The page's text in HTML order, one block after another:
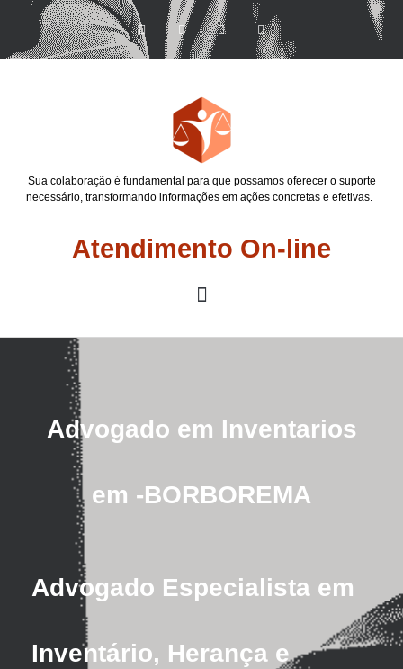
Sua colaboração é fundamental para que possamos oferecer o suporte
necessário, transformando informações em ações concretas e efetivas.
Atendimento On-line
Advogado em Inventarios
em -BORBOREMA
Advogado Especialista em
Inventário, Herança e